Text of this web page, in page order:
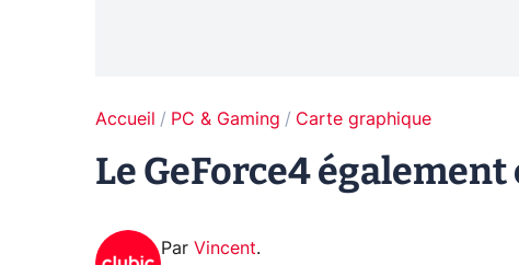
Accueil PC & Gaming Carte graphique
Le GeForce4 également
Par Vincent.